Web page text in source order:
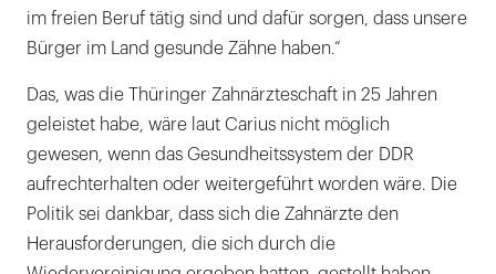
im freien Beruf tätig sind und dafür sorgen, dass unsere
Bürger im Land gesunde Zähne haben.“
Das, was die Thüringer Zahnärzteschaft in 25 Jahren
geleistet habe, wäre laut Carius nicht möglich
gewesen, wenn das Gesundheitssystem der DDR
aufrechterhalten oder weitergeführt worden wäre. Die
Politik sei dankbar, dass sich die Zahnärzte den
Herausforderungen, die sich durch die